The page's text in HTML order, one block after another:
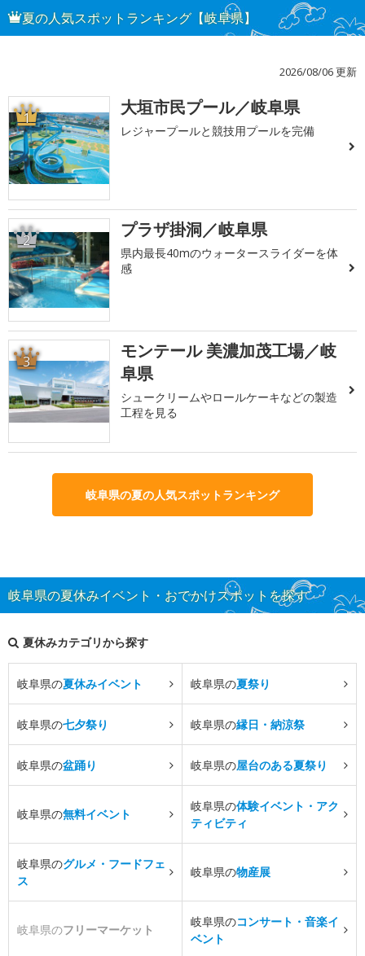
夏の人気スポットランキング【岐阜県】
2026/08/06 更新
1 大垣市民プール／岐阜県
レジャープールと競技用プールを完備
2 プラザ掛洞／岐阜県
県内最長40mのウォータースライダーを体
感
3
モンテール 美濃加茂工場／岐
阜県
シュークリームやロールケーキなどの製造
工程を見る
岐阜県の夏の人気スポットランキング
岐阜県の夏休みイベント・おでかけスポットを探す
夏休みカテゴリから探す
岐阜県の夏休みイベント 岐阜県の夏祭り
岐阜県の七夕祭り 岐阜県の縁日・納涼祭
岐阜県の盆踊り 岐阜県の屋台のある夏祭り
岐阜県の無料イベント
岐阜県の体験イベント・アク
ティビティ
岐阜県のグルメ・フードフェ
ス
岐阜県の物産展
岐阜県のフリーマーケット
岐阜県のコンサート・音楽イ
ベント